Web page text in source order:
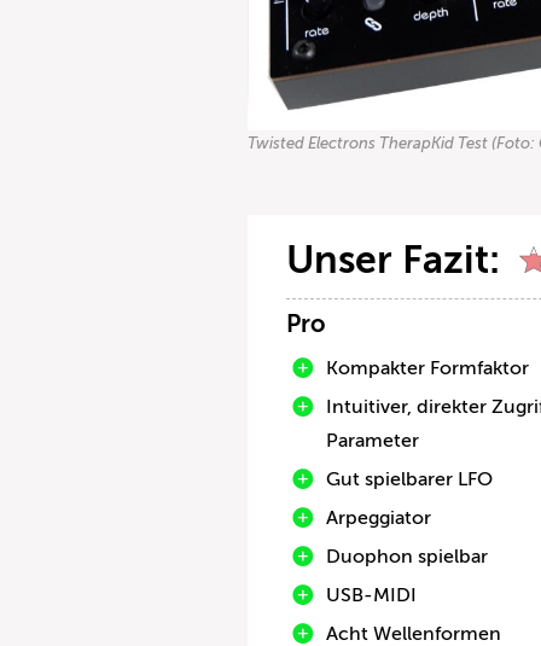
Twisted Electrons TherapKid Test (Foto:
Unser Fazit:
Pro
Kompakter Formfaktor
Intuitiver, direkter
Parameter
Gut spielbarer LFO
Arpeggiator
Duophon spielbar
USB-MIDI
Acht Wellenformen